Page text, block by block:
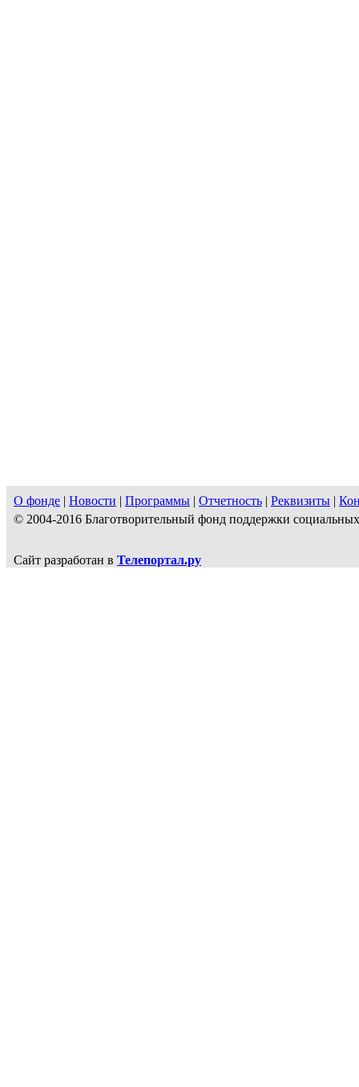
О фонде | Новости | Программы | Отчетность | Реквизиты |
© 2004-2016 Благотворительный фонд поддержки
Сайт разработан в Телепортал.ру